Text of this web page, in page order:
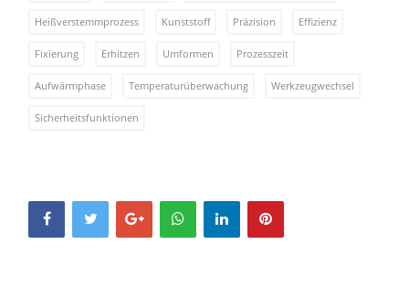
Heißverstemmprozess Kunststoff Präzision Effizienz
Fixierung Erhitzen Umformen Prozesszeit
Aufwärmphase Temperaturüberwachung Werkzeugwechsel
Sicherheitsfunktionen